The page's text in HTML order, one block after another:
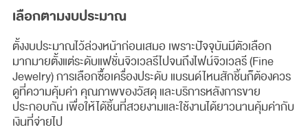
เลือกตามงบประมาณ
ตั้งงบประมาณไว้ล่วงหน้าก่อนเสมอ เพราะปัจจุบันมีตัวเลือก
มากมายตั้งแต่ระดับแฟชั่นจิวเวลรีไปจนถึงไฟน์จิวเวลรี (Fine
Jewelry) การเลือกซื้อเครื่องประดับ แบรนด์ไหนสักชิ้นก็ต้องควร
ดูที่ความคุ้มค่า คุณภาพของวัสดุ และบริการหลังการขาย
ประกอบกัน เพื่อให้ได้ชิ้นที่สวยงามและใช้งานได้ยาวนานคุ้มค่ากับ
เงินที่จ่ายไป